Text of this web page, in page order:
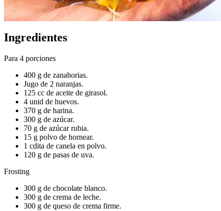
Ingredientes
Para 4 porciones
400 g de zanahorias.
Jugo de 2 naranjas.
125 cc de aceite de girasol.
4 unid de huevos.
370 g de harina.
300 g de azúcar.
70 g de azúcar rubia.
15 g polvo de hornear.
1 cdita de canela en polvo.
120 g de pasas de uva.
Frosting
300 g de chocolate blanco.
300 g de crema de leche.
300 g de queso de crema firme.